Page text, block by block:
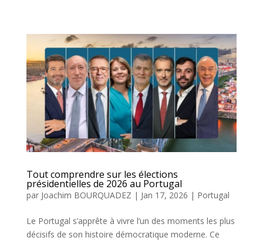
Tout comprendre sur les élections
présidentielles de 2026 au Portugal
par Joachim BOURQUADEZ | Jan 17, 2026 | Portugal
Le Portugal s’apprête à vivre l’un des moments les plus
décisifs de son histoire démocratique moderne. Ce